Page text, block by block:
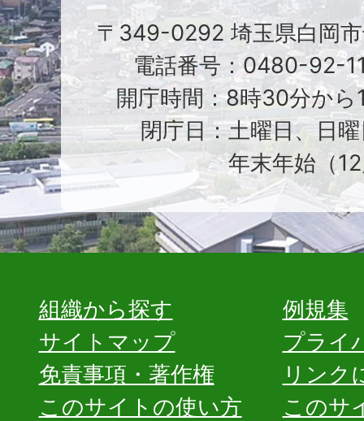
〒349-0292 埼玉県白岡
電話番号：0480-92-
開庁時間：8時30分から
閉庁日：土曜日、日
年末年始（
組織から探す
例規集
サイトマップ
プライ
免責事項・著作権
リンク
このサイトの使い方
このサ